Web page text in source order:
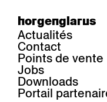
horgenglarus
Actualités
Contact
Points de vente
Jobs
Downloads
Portail